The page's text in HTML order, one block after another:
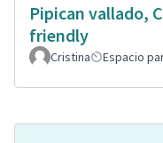
Pipican vallado,
friendly
Cristina
Espacio